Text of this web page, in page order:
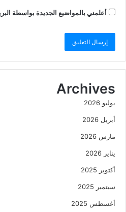
أعلمني بالمواضيع الجديدة بواسطة
Archives
يوليو 2026
أبريل 2026
مارس 2026
يناير 2026
أكتوبر 2025
سبتمبر 2025
أغسطس 2025